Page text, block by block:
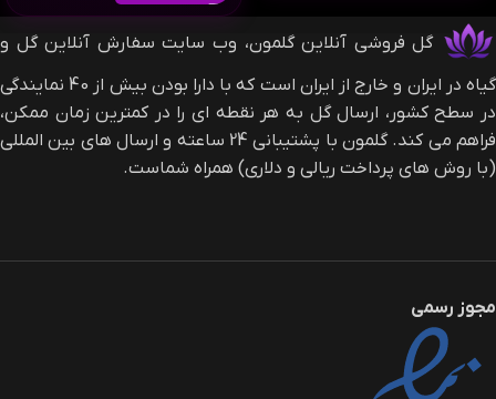
گل فروشی آنلاین گلمون، وب سایت سفارش آنلاین گل و
گیاه در ایران و خارج از ایران است که با دارا بودن بیش از 40 نمایندگی
در سطح کشور، ارسال گل به هر نقطه ای را در کمترین زمان ممکن،
فراهم می کند. گلمون با پشتیبانی 24 ساعته و ارسال های بین المللی
(با روش های پرداخت ریالی و دلاری) همراه شماست.
مجوز رسمی